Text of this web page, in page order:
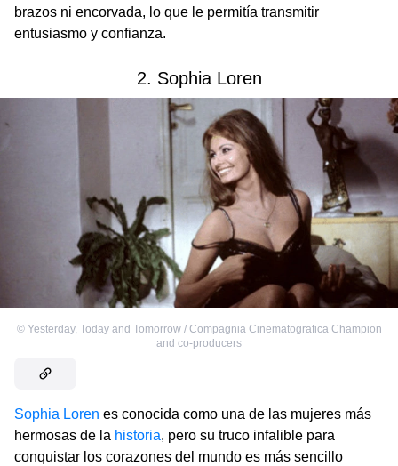
brazos ni encorvada, lo que le permitía transmitir
entusiasmo y confianza.
2. Sophia Loren
© Yesterday, Today and Tomorrow / Compagnia Cinematografica Champion
and co-producers
Sophia Loren es conocida como una de las mujeres más
hermosas de la historia, pero su truco infalible para
conquistar los corazones del mundo es más sencillo